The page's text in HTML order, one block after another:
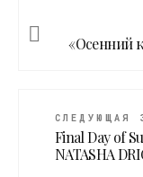
«Осенний
СЛЕДУЮЩАЯ
Final Day of
NATASHA